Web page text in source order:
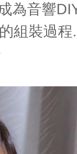
為音響
組裝過